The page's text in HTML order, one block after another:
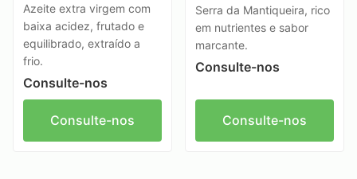
Azeite extra virgem com
baixa acidez, frutado e
equilibrado, extraído a
frio.
Consulte-nos
Consulte-nos
Serra da Mantiqueira, rico
em nutrientes e sabor
marcante.
Consulte-nos
Consulte-nos